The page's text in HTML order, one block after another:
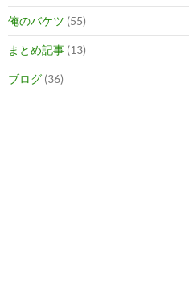
俺のバケツ (55)
まとめ記事 (13)
ブログ (36)